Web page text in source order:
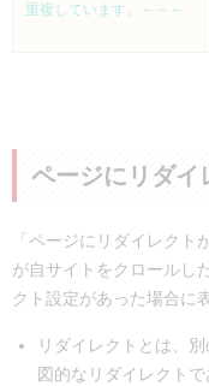
重複しています。～～～
ページにリダイ
「ページにリダイレク
が自サイトをクロールし
クト設定があった場合に
リダイレクトとは、
図的なリダイレクト